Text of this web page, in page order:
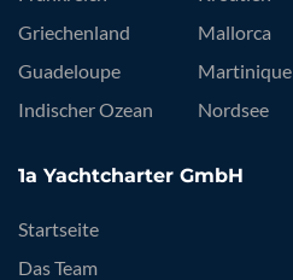
Griechenland
Guadeloupe
Indischer Ozean
Mallorca
Martinique
Nordsee
1a Yachtcharter GmbH
Startseite
Das Team